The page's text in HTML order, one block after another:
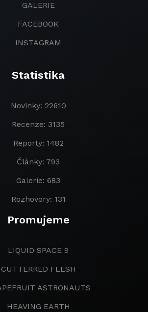
GALERIE
FACEBOOK
INSTAGRAM
Statistika
Novinky: 22610
Recenze: 3135
Reporty: 1482
Články: 793
Galerie: 683
Rozhovory: 131
Promujeme
LIQUID SPACE 9
CUTTERRED FLESH
ASTRONAUTS
HEAVING EARTH